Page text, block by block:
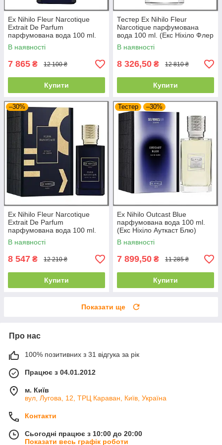
Ex Nihilo Fleur Narcotique
Extrait De Parfum
парфумована вода 100 ml.
Тестер Екс Нихило Наркотик
Екстракт
В наявності
7 865 ₴ 12 100 ₴
Купити
Тестер Ex Nihilo Fleur
Narcotique парфумована
вода 100 ml. (Екс Ніхіло Флер
Наркотік)
В наявності
8 326,50 ₴ 12 810 ₴
Купити
–30%
Ex Nihilo Fleur Narcotique
Extrait De Parfum
парфумована вода 100 ml.
(Екс Ніхило Флер Наркотик
Екстракт)
В наявності
8 547 ₴ 12 210 ₴
Купити
Тестер –30%
Ex Nihilo Outcast Blue
парфумована вода 100 ml.
(Екс Ніхіло Ауткаст Блю)
В наявності
7 899,50 ₴ 11 285 ₴
Купити
Показати ще
Про нас
100% позитивних з 31 відгука за рік
Працює з 04.01.2012
м. Київ
вул, Лугова, 12, ТРЦ Караван, Київ, Україна
Контакти
Сьогодні працює з 10:00 до 20:00
Показати весь графік роботи